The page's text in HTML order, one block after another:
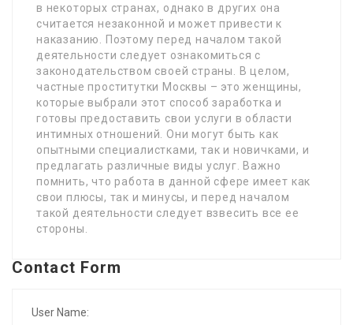
в некоторых странах, однако в других она
считается незаконной и может привести к
наказанию. Поэтому перед началом такой
деятельности следует ознакомиться с
законодательством своей страны. В целом,
частные проститутки Москвы – это женщины,
которые выбрали этот способ заработка и
готовы предоставить свои услуги в области
интимных отношений. Они могут быть как
опытными специалистками, так и новичками, и
предлагать различные виды услуг. Важно
помнить, что работа в данной сфере имеет как
свои плюсы, так и минусы, и перед началом
такой деятельности следует взвесить все ее
стороны.
Contact Form
User Name: